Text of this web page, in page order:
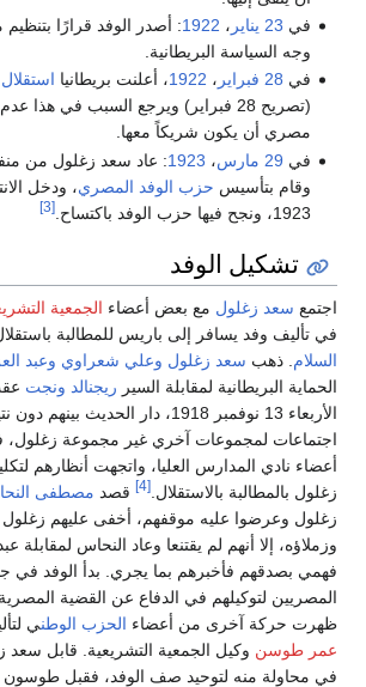
في 23 يناير ، 1922: أصدر الوفد قرارًا
وجه السياسة البريطانية.
في 28 فبراير ، 1922، أعلنت بريطانيا
(تصريح 28 فبراير) ويرجع السبب في
مصري أن يكون شريكاً معها.
في 29 مارس ، 1923: عاد سعد زغلول من
وقام بتأسيس حزب الوفد المصري، ودخل
1923، ونجح فيها حزب الوفد باكتساح.
[3]
تشكيل الوفد
اجتمع سعد زغلول مع بعض أعضاء الجمعية
في تأليف وفد يسافر إلى باريس للمطالبة
السلام . ذهب سعد زغلول وعلي شعراوي وعبد
الحماية البريطانية لمقابلة السير ريجنالد ونجت
الأربعاء 13 نوفمبر 1918، دار الحديث
اجتماعات لمجموعات آخري غير مجموعة زغلول،
أعضاء نادي المدارس العليا، واتجهت أنظارهم
زغلول بالمطالبة بالاستقلال. [4] قصد مصطفى
زغلول وعرضوا عليه موقفهم، أخفى عليهم زغلول
وزملاؤه، إلا أنهم لم يقتنعا وعاد النحاس لمقابلة
فهمي بصدقهم فأخبرهم بما يجري. بدأ الوفد في
المصريين لتوكيلهم في الدفاع عن القضية
ظهرت حركة آخرى من أعضاء الحزب الوطني
عمر طوسن وكيل الجمعية التشريعية. قابل
في محاولة منه لتوحيد صف الوفد، فقبل